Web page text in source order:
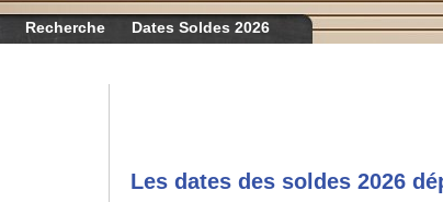
Recherche Dates Soldes 2026
Les dates des soldes 2026